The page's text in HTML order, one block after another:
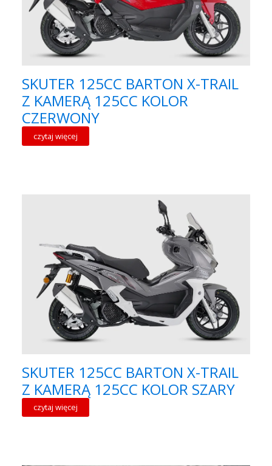
SKUTER 125CC BARTON X-TRAIL
Z KAMERĄ 125CC KOLOR
CZERWONY
czytaj więcej
SKUTER 125CC BARTON X-TRAIL
Z KAMERĄ 125CC KOLOR SZARY
czytaj więcej